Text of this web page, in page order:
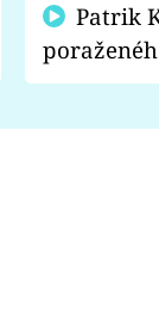
fanoušci